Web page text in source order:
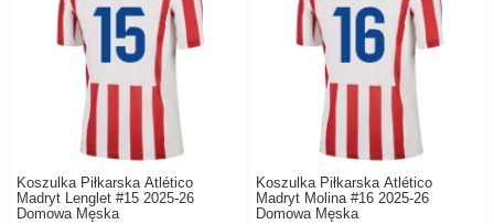
Koszulka Piłkarska Atlético
Madryt Lenglet #15 2025-26
Domowa Męska
Koszulka Piłkarska Atlético
Madryt Molina #16 2025-26
Domowa Męska